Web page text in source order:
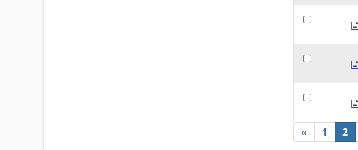
« 1 2